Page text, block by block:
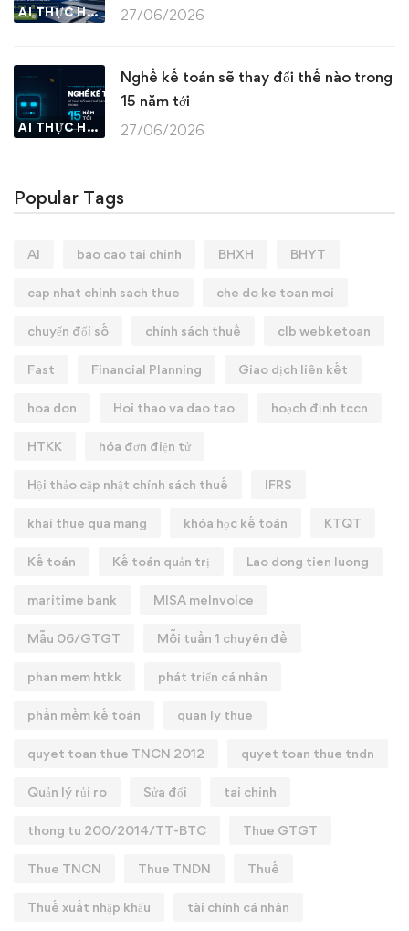
AI THỰC HÀNH 27/06/2026
AI THỰC HÀNH
Nghề kế toán sẽ thay đổi thế nào trong
15 năm tới
27/06/2026
Popular Tags
AI bao cao tai chinh BHXH BHYT
cap nhat chinh sach thue che do ke toan moi
chuyển đổi số chính sách thuế clb webketoan
Fast Financial Planning Giao dịch liên kết
hoa don Hoi thao va dao tao hoạch định tccn
HTKK hóa đơn điện tử
Hội thảo cập nhật chính sách thuế IFRS
khai thue qua mang khóa học kế toán KTQT
Kế toán Kế toán quản trị Lao dong tien luong
maritime bank MISA meInvoice
Mẫu 06/GTGT Mỗi tuần 1 chuyên đề
phan mem htkk phát triển cá nhân
phần mềm kế toán quan ly thue
quyet toan thue TNCN 2012 quyet toan thue tndn
Quản lý rủi ro Sửa đổi tai chinh
thong tu 200/2014/TT-BTC Thue GTGT
Thue TNCN Thue TNDN Thuế
Thuế xuất nhập khẩu tài chính cá nhân